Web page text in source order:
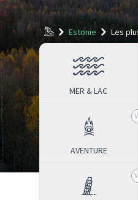
AccueilEstonie Les
MER & LAC
AVENTURE